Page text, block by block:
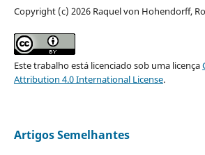
Copyright (c) 2026 Raquel von Hohendorff,
Este trabalho está licenciado sob uma licença
Attribution 4.0 International License.
Artigos Semelhantes